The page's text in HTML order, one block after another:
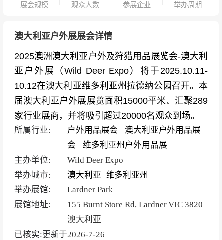
展会规模 观众人数 参展企业 举办周期
澳大利亚户外展展会详情
2025澳洲澳大利亚户外及狩猎用品展览会-澳大利
亚户外展（Wild Deer Expo）将于2025.10.11-
10.12在澳大利亚维多利亚州拉德纳公园召开。本
届澳大利亚户外展展览面积15000平米、汇聚289
家行业展商，并将吸引超过20000名观众到场。
所属行业: 户外用品展会
澳大利亚户外用品展
会
维多利亚州户外用品展
主办单位:
Wild Deer Expo
举办城市:
澳大利亚 维多利亚州
举办展馆:
Lardner Park
展馆地址:
155 Burnt Store Rd, Lardner VIC 3820
澳大利亚
已核实:更新于2026-7-26